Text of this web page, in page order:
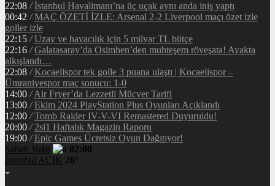
22:08 / İstanbul Havalimanı’na üç uçak aynı anda iniş yaptı
00:42 / MAÇ ÖZETİ İZLE: Arsenal 2-2 Liverpool maçı özet izle
goller izle
22:15 / Uzay ve havacılık için 5 milyar TL bütçe
22:16 / Galatasaray’da Osimhen’den muhteşem röveşata! Ayakta
alkışlandı…
22:08 / Kocaelispor tek golle 3 puana ulaştı | Kocaelispor –
Ümraniyespor maç sonucu: 1-0
14:00 / Air Fryer’da Lezzetli Mücver Tarifi
13:00 / Ekim 2024 PlayStation Plus Oyunları Açıklandı
12:00 / Tomb Raider IV-V-VI Remastered Duyuruldu!
20:00 / 2si1 Haftalık Magazin Raporu
19:00 / Epic Games Ücretsiz Oyun Dağıtıyor!
Sabah Vakti
02:00
İstanbul AÇIK 28°